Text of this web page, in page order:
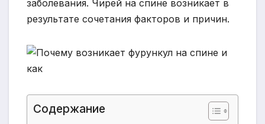
заболевания. Чирей на спине возникает в
результате сочетания факторов и причин.
Содержание